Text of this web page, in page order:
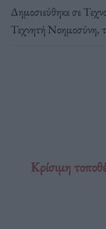
Δημοσιεύθηκε σε
Τεχνητή Νοημοσύνη,
Κρίσιμη